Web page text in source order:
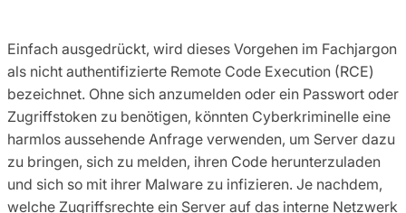
Einfach ausgedrückt, wird dieses Vorgehen im Fachjargon
als nicht authentifizierte Remote Code Execution (RCE)
bezeichnet. Ohne sich anzumelden oder ein Passwort oder
Zugriffstoken zu benötigen, könnten Cyberkriminelle eine
harmlos aussehende Anfrage verwenden, um Server dazu
zu bringen, sich zu melden, ihren Code herunterzuladen
und sich so mit ihrer Malware zu infizieren. Je nachdem,
welche Zugriffsrechte ein Server auf das interne Netzwerk